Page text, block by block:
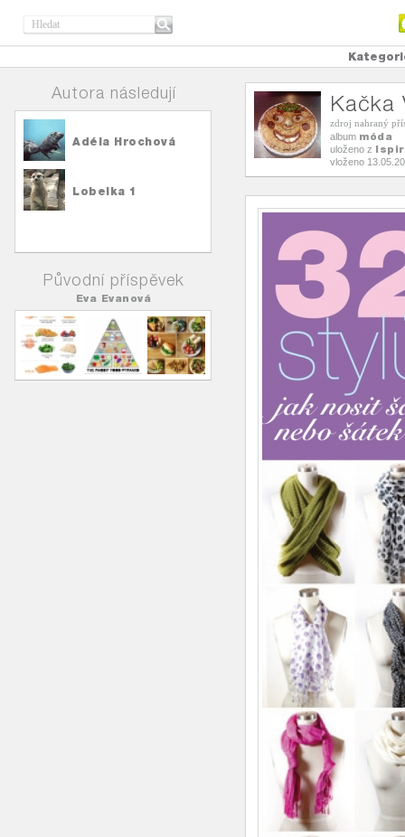
Autora následují
Adéla Hrochová
Lobelka 1
Původní příspěvek
Eva Evanová
Kačka
zdroj nahraný
album móda
uloženo z
vloženo